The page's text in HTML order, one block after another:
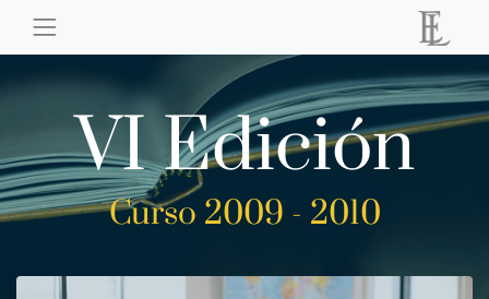
VI Edición
Curso 2009 - 2010